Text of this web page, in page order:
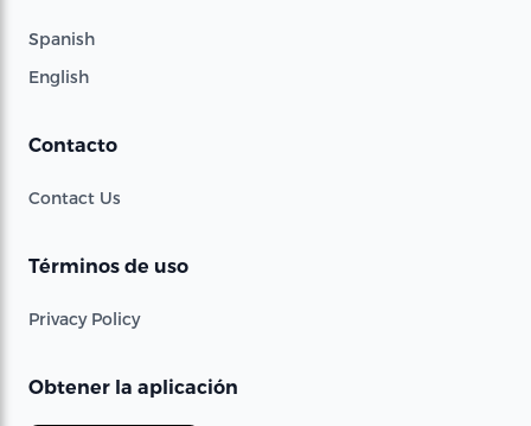
Spanish
English
Contacto
Contact Us
Términos de uso
Privacy Policy
Obtener la aplicación